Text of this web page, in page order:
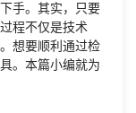
手。其实，只要
程不仅是技术
想要顺利通过检
。本篇小编就为